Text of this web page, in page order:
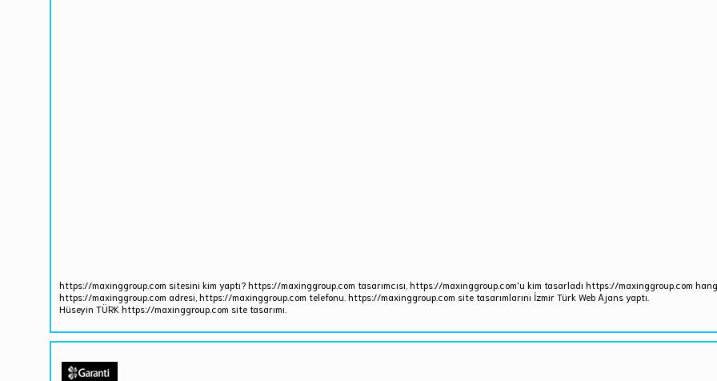
https://maxinggroup.com sitesini kim yaptı? https://maxinggroup.com tasarımcısı, https://maxinggroup.com'u kim tasarladı https://maxinggroup.com
https://maxinggroup.com adresi, https://maxinggroup.com telefonu. https://maxinggroup.com site tasarımlarını İzmir Türk Web Ajans yaptı.
Hüseyin TÜRK https://maxinggroup.com site tasarımı.